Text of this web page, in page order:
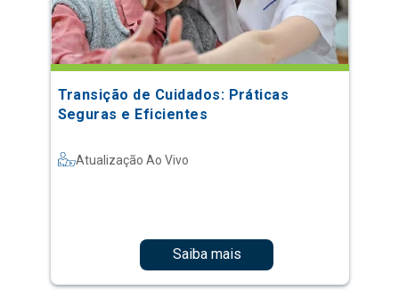
Transição de Cuidados: Práticas
Seguras e Eficientes
Atualização Ao Vivo
Saiba mais